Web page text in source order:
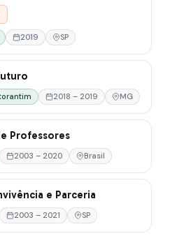
2019 SP
2018 – 2019 MG
Professores
2003 – 2020 Brasil
e Parceria
2003 – 2021 SP